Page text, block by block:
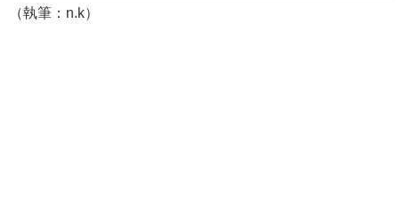
（執筆：n.k）